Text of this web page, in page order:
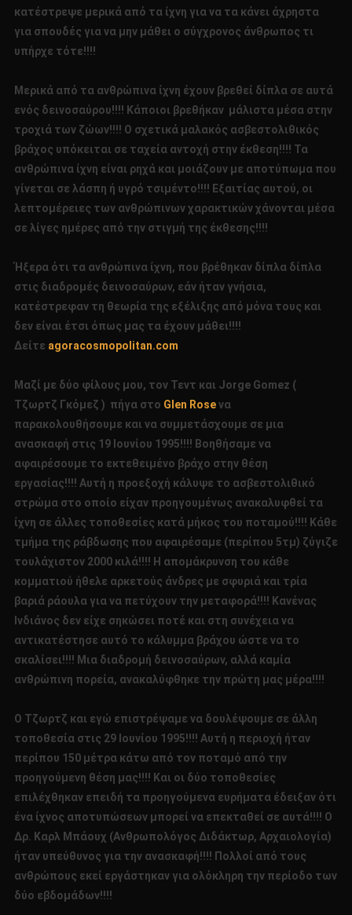
κατέστρεψε μερικά από τα ίχνη για να τα κάνει άχρηστα
για σπουδές για να μην μάθει ο σύγχρονος άνθρωπος τι
υπήρχε τότε!!!!
Μερικά από τα ανθρώπινα ίχνη έχουν βρεθεί δίπλα σε αυτά
ενός δεινοσαύρου!!!! Κάποιοι βρεθήκαν μάλιστα μέσα στην
τροχιά των ζώων!!!! Ο σχετικά μαλακός ασβεστολιθικός
βράχος υπόκειται σε ταχεία αντοχή στην έκθεση!!!! Τα
ανθρώπινα ίχνη είναι ρηχά και μοιάζουν με αποτύπωμα που
γίνεται σε λάσπη ή υγρό τσιμέντο!!!! Εξαιτίας αυτού, οι
λεπτομέρειες των ανθρώπινων χαρακτικών χάνονται μέσα
σε λίγες ημέρες από την στιγμή της έκθεσης!!!!
Ήξερα ότι τα ανθρώπινα ίχνη, που βρέθηκαν δίπλα δίπλα
στις διαδρομές δεινοσαύρων, εάν ήταν γνήσια,
κατέστρεφαν τη θεωρία της εξέλιξης από μόνα τους και
δεν είναι έτσι όπως μας τα έχουν μάθει!!!!
Δείτε agoracosmopolitan.com
Μαζί με δύο φίλους μου, τον Τεντ και Jorge Gomez (
Τζωρτζ Γκόμεζ ) πήγα στο Glen Roseνα
παρακολουθήσουμε και να συμμετάσχουμε σε μια
ανασκαφή στις 19 Ιουνίου 1995!!!! Βοηθήσαμε να
αφαιρέσουμε το εκτεθειμένο βράχο στην θέση
εργασίας!!!! Αυτή η προεξοχή κάλυψε το ασβεστολιθικό
στρώμα στο οποίο είχαν προηγουμένως ανακαλυφθεί τα
ίχνη σε άλλες τοποθεσίες κατά μήκος του ποταμού!!!! Κάθε
τμήμα της ράβδωσης που αφαιρέσαμε (περίπου 5τμ) ζύγιζε
τουλάχιστον 2000 κιλά!!!! Η απομάκρυνση του κάθε
κομματιού ήθελε αρκετούς άνδρες με σφυριά και τρία
βαριά ράουλα για να πετύχουν την μεταφορά!!!! Κανένας
Ινδιάνος δεν είχε σηκώσει ποτέ και στη συνέχεια να
αντικατέστησε αυτό το κάλυμμα βράχου ώστε να το
σκαλίσει!!!! Μια διαδρομή δεινοσαύρων, αλλά καμία
ανθρώπινη πορεία, ανακαλύφθηκε την πρώτη μας μέρα!!!!
Ο Τζωρτζ και εγώ επιστρέψαμε να δουλέψουμε σε άλλη
τοποθεσία στις 29 Ιουνίου 1995!!!! Αυτή η περιοχή ήταν
περίπου 150 μέτρα κάτω από τον ποταμό από την
προηγούμενη θέση μας!!!! Και οι δύο τοποθεσίες
επιλέχθηκαν επειδή τα προηγούμενα ευρήματα έδειξαν ότι
ένα ίχνος αποτυπώσεων μπορεί να επεκταθεί σε αυτά!!!! Ο
Δρ. Καρλ Μπάουχ (Ανθρωπολόγος Διδάκτωρ, Αρχαιολογία)
ήταν υπεύθυνος για την ανασκαφή!!!! Πολλοί από τους
ανθρώπους εκεί εργάστηκαν για ολόκληρη την περίοδο των
δύο εβδομάδων!!!!